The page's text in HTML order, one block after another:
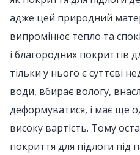
адже цей природний
випромінює тепло та
і благородних покриттів
тільки у нього є суттєві
води, вбирає вологу,
деформуватися, і має ще
високу вартість. Тому
покриття для підлоги під